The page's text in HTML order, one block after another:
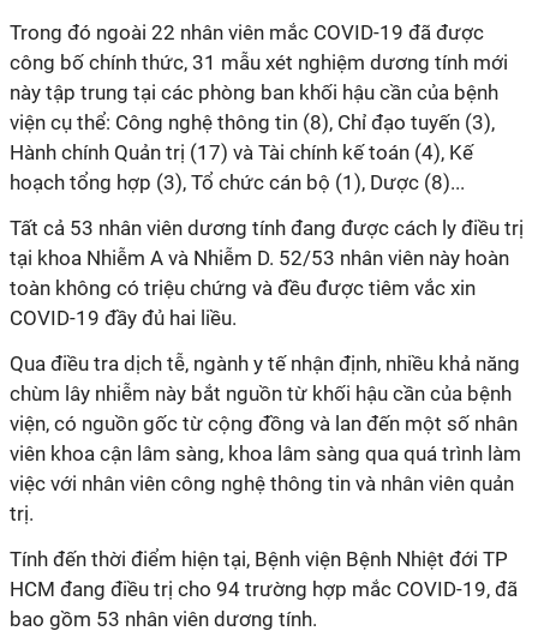
Trong đó ngoài 22 nhân viên mắc COVID-19 đã được
công bố chính thức, 31 mẫu xét nghiệm dương tính mới
này tập trung tại các phòng ban khối hậu cần của bệnh
viện cụ thể: Công nghệ thông tin (8), Chỉ đạo tuyến (3),
Hành chính Quản trị (17) và Tài chính kế toán (4), Kế
hoạch tổng hợp (3), Tổ chức cán bộ (1), Dược (8)...
Tất cả 53 nhân viên dương tính đang được cách ly điều trị
tại khoa Nhiễm A và Nhiễm D. 52/53 nhân viên này hoàn
toàn không có triệu chứng và đều được tiêm vắc xin
COVID-19 đầy đủ hai liều.
Qua điều tra dịch tễ, ngành y tế nhận định, nhiều khả năng
chùm lây nhiễm này bắt nguồn từ khối hậu cần của bệnh
viện, có nguồn gốc từ cộng đồng và lan đến một số nhân
viên khoa cận lâm sàng, khoa lâm sàng qua quá trình làm
việc với nhân viên công nghệ thông tin và nhân viên quản
trị.
Tính đến thời điểm hiện tại, Bệnh viện Bệnh Nhiệt đới TP
HCM đang điều trị cho 94 trường hợp mắc COVID-19, đã
bao gồm 53 nhân viên dương tính.